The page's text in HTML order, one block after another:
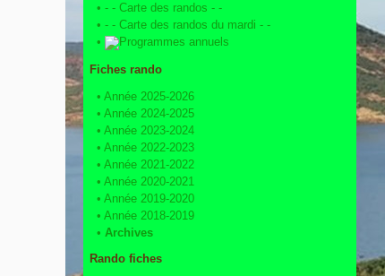
• - - Carte des randos - -
• - - Carte des randos du mardi - -
•
Programmes annuels
Fiches rando
• Année 2025-2026
• Année 2024-2025
• Année 2023-2024
• Année 2022-2023
• Année 2021-2022
• Année 2020-2021
• Année 2019-2020
• Année 2018-2019
• Archives
Rando fiches